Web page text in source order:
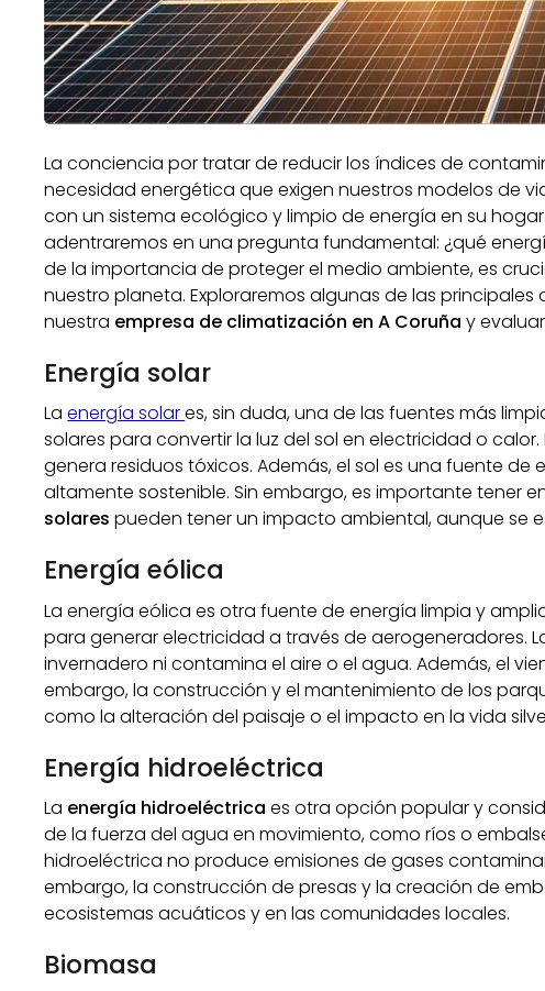
La conciencia por tratar de reducir los índices de
necesidad energética que exigen nuestros modelos de
con un sistema ecológico y limpio de energía en su
adentraremos en una pregunta fundamental: ¿qué
de la importancia de proteger el medio ambiente, es
nuestro planeta. Exploraremos algunas de las
nuestra empresa de climatización en A Coruña y
Energía solar
Laenergía solares, sin duda, una de las fuentes más
solares para convertir la luz del sol en electricidad o
genera residuos tóxicos. Además, el sol es una fuente
altamente sostenible. Sin embargo, es importante tener
solares pueden tener un impacto ambiental, aunque se
Energía eólica
La energía eólica es otra fuente de energía limpia y
para generar electricidad a través de aerogeneradores.
invernadero ni contamina el aire o el agua. Además, el
embargo, la construcción y el mantenimiento de los
como la alteración del paisaje o el impacto en la vida
Energía hidroeléctrica
La energía hidroeléctrica es otra opción popular y
de la fuerza del agua en movimiento, como ríos o
hidroeléctrica no produce emisiones de gases
embargo, la construcción de presas y la creación de
ecosistemas acuáticos y en las comunidades locales.
Biomasa